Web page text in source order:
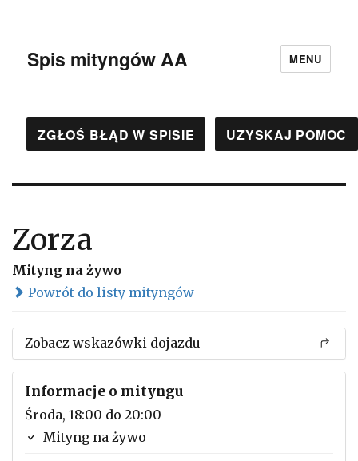
Spis mityngów AA MENU
ZGŁOŚ BŁĄD W SPISIE UZYSKAJ POMOC
Zorza
Mityng na żywo
Powrót do listy mityngów
Zobacz wskazówki dojazdu
Informacje o mityngu
Środa, 18:00 do 20:00
Mityng na żywo